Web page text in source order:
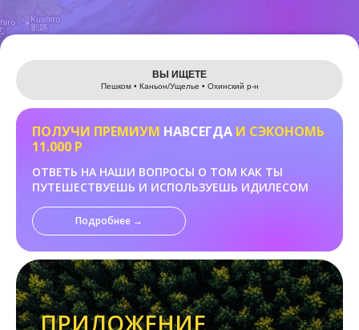
Leaflet
ВЫ ИЩЕТЕ
Пешком • Каньон/Ущелье • Охинский р-н
ПОЛУЧИ ПРЕМИУМ НАВСЕГДА И СЭКОНОМЬ
11.000 Р
ОТВЕТЬ НА НАШИ ВОПРОСЫ О ТОМ КАК ТЫ
ПУТЕШЕСТВУЕШЬ И ИСПОЛЬЗУЕШЬ ИДИЛЕСОМ
Подробнее →
ПРИЛОЖЕНИЕ,